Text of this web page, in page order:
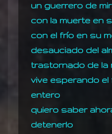
un guerrero de
con la muerte en
con el frío en su
desauciado del
trastornado de la
vive esperando el
entero
quiero saber
detenerlo